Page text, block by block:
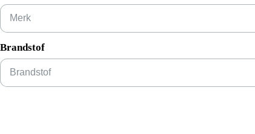
Brandstof